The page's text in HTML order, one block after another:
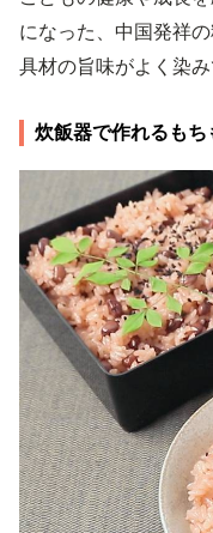
になった、中国発祥
具材の旨味がよく染
炊飯器で作れるもち